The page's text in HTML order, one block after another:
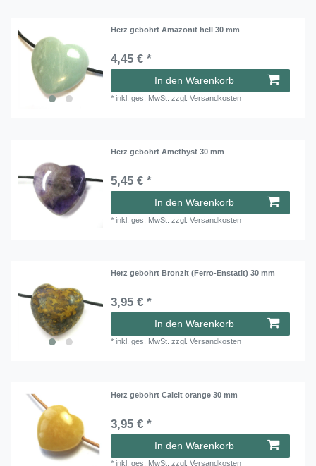
Herz gebohrt Amazonit hell 30 mm
4,45 € *
In den Warenkorb
*inkl. ges. MwSt. zzgl.Versandkosten
Herz gebohrt Amethyst 30 mm
5,45 € *
In den Warenkorb
*inkl. ges. MwSt. zzgl.Versandkosten
Herz gebohrt Bronzit (Ferro-Enstatit) 30 mm
3,95 € *
In den Warenkorb
*inkl. ges. MwSt. zzgl.Versandkosten
Herz gebohrt Calcit orange 30 mm
3,95 € *
In den Warenkorb
*inkl. ges. MwSt. zzgl.Versandkosten